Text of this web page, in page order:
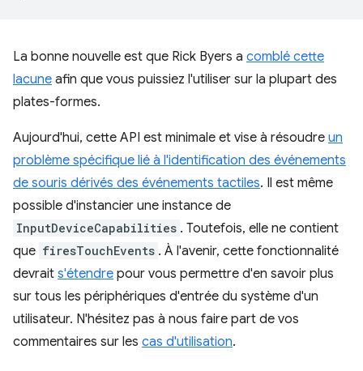
La bonne nouvelle est que Rick Byers a comblé cette
lacune afin que vous puissiez l'utiliser sur la plupart des
plates-formes.
Aujourd'hui, cette API est minimale et vise à résoudre un
problème spécifique lié à l'identification des événements
de souris dérivés des événements tactiles. Il est même
possible d'instancier une instance de
InputDeviceCapabilities . Toutefois, elle ne contient
que firesTouchEvents . À l'avenir, cette fonctionnalité
devrait s'étendre pour vous permettre d'en savoir plus
sur tous les périphériques d'entrée du système d'un
utilisateur. N'hésitez pas à nous faire part de vos
commentaires sur les cas d'utilisation.